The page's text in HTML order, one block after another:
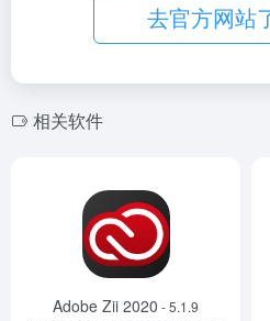
去官方网站
相关软件
Adobe Zii 2020 - 5.1.9